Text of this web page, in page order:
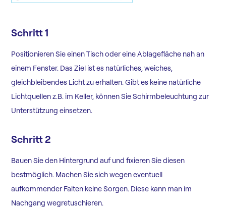
Schritt 1
Positionieren Sie einen Tisch oder eine Ablagefläche nah an
einem Fenster. Das Ziel ist es natürliches, weiches,
gleichbleibendes Licht zu erhalten. Gibt es keine natürliche
Lichtquellen z.B. im Keller, können Sie Schirmbeleuchtung zur
Unterstützung einsetzen.
Schritt 2
Bauen Sie den Hintergrund auf und fixieren Sie diesen
bestmöglich. Machen Sie sich wegen eventuell
aufkommender Falten keine Sorgen. Diese kann man im
Nachgang wegretuschieren.